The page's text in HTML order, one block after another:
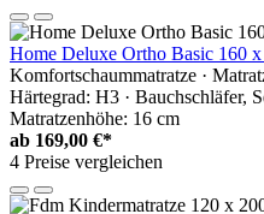
Home Deluxe Ortho Basic 160
Komfortschaummatratze ·
Härtegrad: H3 · Bauchschläfer,
Matratzenhöhe: 16 cm
ab 169,00 €*
4 Preise vergleichen